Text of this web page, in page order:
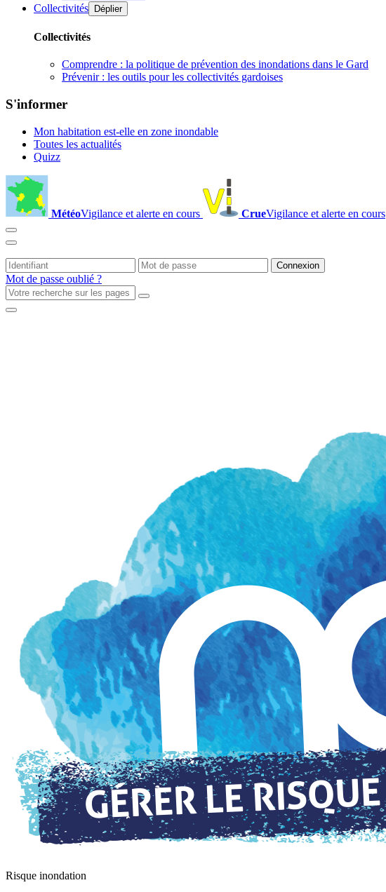
Collectivités Déplier
Collectivités
Comprendre : la politique de prévention des inondations dans le Gard
Prévenir : les outils pour les collectivités gardoises
S'informer
Mon habitation est-elle en zone inondable
Toutes les actualités
Quizz
MétéoVigilance et alerte en cours CrueVigilance et alerte en cours
Mot de passe oublié ?
Risque inondation